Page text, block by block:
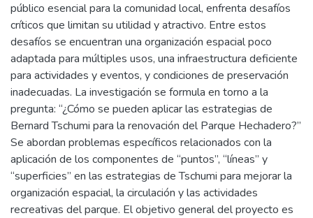
público esencial para la comunidad local, enfrenta desafíos
críticos que limitan su utilidad y atractivo. Entre estos
desafíos se encuentran una organización espacial poco
adaptada para múltiples usos, una infraestructura deficiente
para actividades y eventos, y condiciones de preservación
inadecuadas. La investigación se formula en torno a la
pregunta: “¿Cómo se pueden aplicar las estrategias de
Bernard Tschumi para la renovación del Parque Hechadero?”
Se abordan problemas específicos relacionados con la
aplicación de los componentes de “puntos”, “líneas” y
“superficies” en las estrategias de Tschumi para mejorar la
organización espacial, la circulación y las actividades
recreativas del parque. El objetivo general del proyecto es